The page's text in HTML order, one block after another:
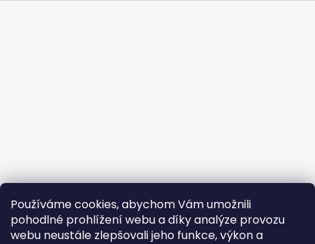
Používáme cookies, abychom Vám umožnili
pohodlné prohlížení webu a díky analýze provozu
webu neustále zlepšovali jeho funkce, výkon a